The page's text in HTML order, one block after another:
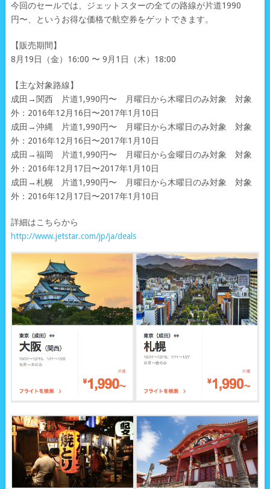
今回のセールでは、ジェットスターの全ての路線が片道1990
円〜、というお得な価格で航空券をゲットできます。
【販売期間】
8月19日（金）16:00 〜 9月1日（木）18:00
【主な対象路線】
成田→関西 片道1,990円〜 月曜日から木曜日のみ対象 対象
外：2016年12月16日〜2017年1月10日
成田→沖縄 片道1,990円〜 月曜日から木曜日のみ対象 対象
外：2016年12月16日〜2017年1月10日
成田→福岡 片道1,990円〜 月曜日から金曜日のみ対象 対象
外：2016年12月17日〜2017年1月10日
成田→札幌 片道1,990円〜 月曜日から木曜日のみ対象 対象
外：2016年12月17日〜2017年1月10日
詳細はこちらから
http://www.jetstar.com/jp/ja/deals